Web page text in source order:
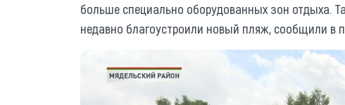
больше специально оборудованных зон отдыха.
недавно благоустроили новый пляж, сообщили в